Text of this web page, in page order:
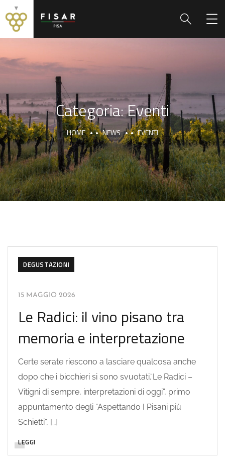
Categoria:Eventi
HOME NEWS EVENTI
DEGUSTAZIONI
15 MAGGIO 2026
Le Radici: il vino pisano tra
memoria e interpretazione
Certe serate riescono a lasciare qualcosa anche
dopo che i bicchieri si sono svuotati.“Le Radici –
Vitigni di sempre, interpretazioni di oggi”, primo
appuntamento degli “Aspettando I Pisani più
Schietti”, […]
LEGGI